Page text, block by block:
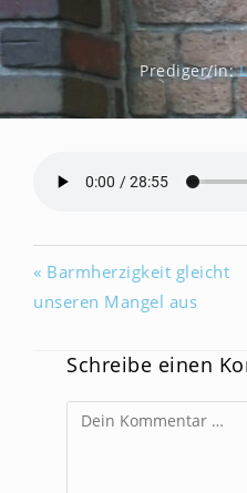
Prediger/in:
« Barmherzigkeit gleicht
unseren Mangel aus
Schreibe einen
Kommentar